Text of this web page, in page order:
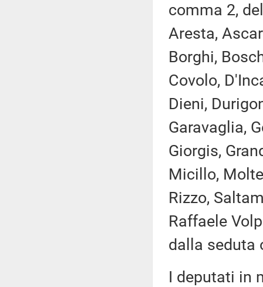
comma 2,
Aresta,
Borghi,
Covolo,
Dieni,
Garavaglia,
Giorgis,
Micillo,
Rizzo,
Raffaele
dalla seduta
I deputati in